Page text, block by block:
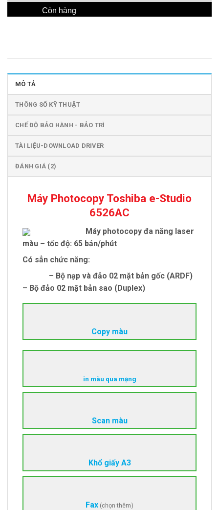
Còn hàng
MÔ TẢ
THÔNG SỐ KỸ THUẬT
CHẾ ĐỘ BẢO HÀNH - BẢO TRÌ
TÀI LIỆU-DOWNLOAD DRIVER
ĐÁNH GIÁ (2)
Máy Photocopy Toshiba e-Studio
6526AC
Máy photocopy đa năng laser
màu – tốc độ: 65 bản/phút
Có sẳn chức năng:
– Bộ nạp và đảo 02 mặt bản gốc (ARDF)
– Bộ đảo 02 mặt bản sao (Duplex)
Copy màu
in màu qua mạng
Scan màu
Khổ giấy A3
Fax (chọn thêm)